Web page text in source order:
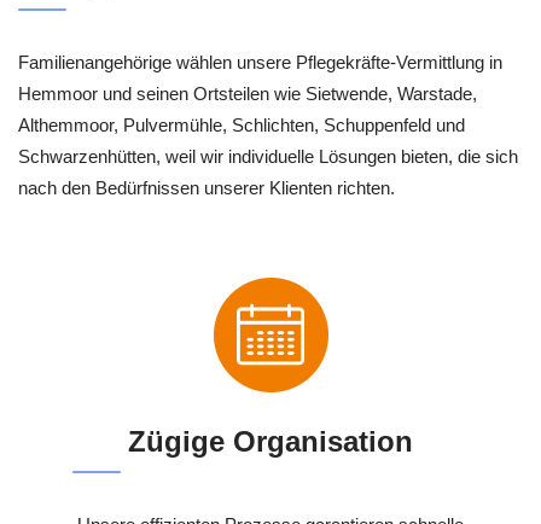
Familienangehörige wählen unsere Pflegekräfte-Vermittlung in
Hemmoor und seinen Ortsteilen wie Sietwende, Warstade,
Althemmoor, Pulvermühle, Schlichten, Schuppenfeld und
Schwarzenhütten, weil wir individuelle Lösungen bieten, die sich
nach den Bedürfnissen unserer Klienten richten.
Zügige Organisation